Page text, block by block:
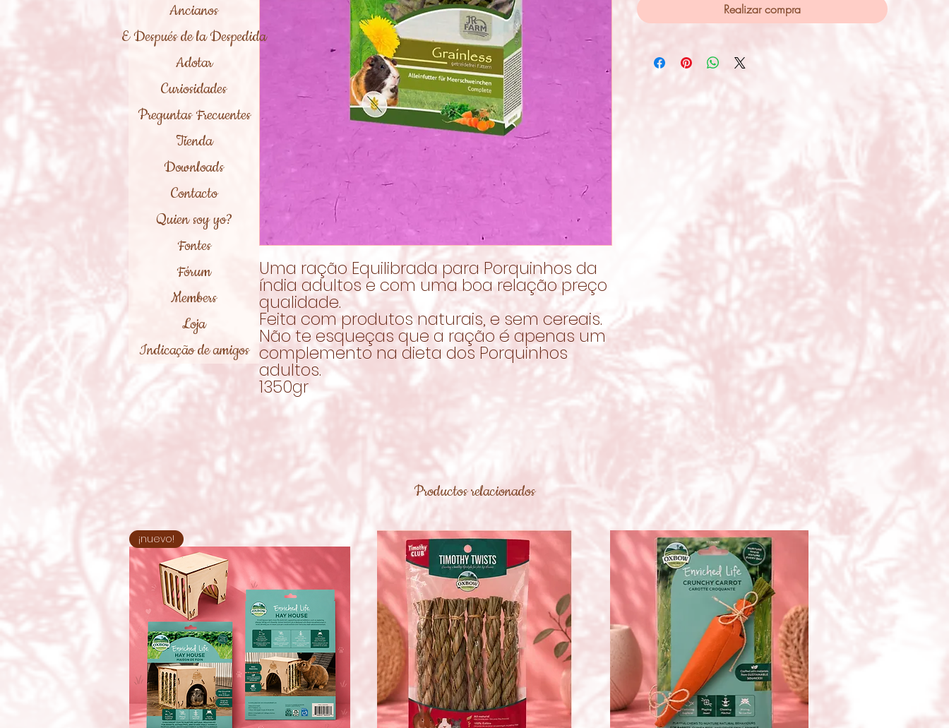
Uma ração Equilibrada para Porquinhos da
índia adultos e com uma boa relação preço
qualidade.
Feita com produtos naturais, e sem cereais.
Não te esqueças que a ração é apenas um
complemento na dieta dos Porquinhos
adultos.
1350gr
Realizar compra
Productos relacionados
¡nuevo!
Ancianos
E Después de la Despedida
Adotar
Curiosidades
Preguntas Frecuentes
Tienda
Downloads
Contacto
Quien soy yo?
Fontes
Fórum
Members
Loja
Indicação de amigos